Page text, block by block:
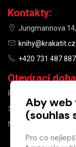
Kontakty:
Jungmannova
knihy@krakatit.cz
+420 731 487 887
Otevírací
PO–PÁ
SO
10:00–13:00
NE
Aby web
(souhlas
Pro co